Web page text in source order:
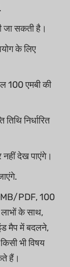
जा सकती है।
के लिए
100 एमबी की
निर्धारित
देख पाएंगे।
PDF, 100
के साथ,
मैप में बदलने,
भी विषय
हैं।